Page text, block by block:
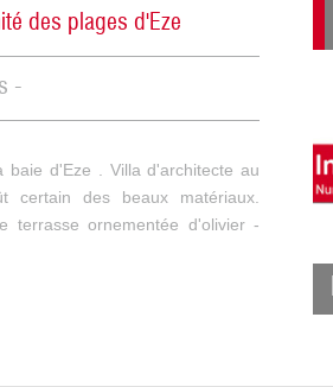
des plages d'Eze
-
baie d'Eze . Villa d'architecte au
certain des beaux matériaux.
terrasse ornementée d'olivier -